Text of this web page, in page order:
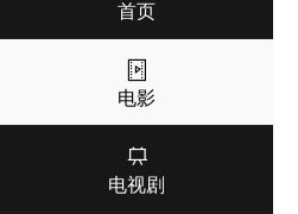
首页
电影
电视剧